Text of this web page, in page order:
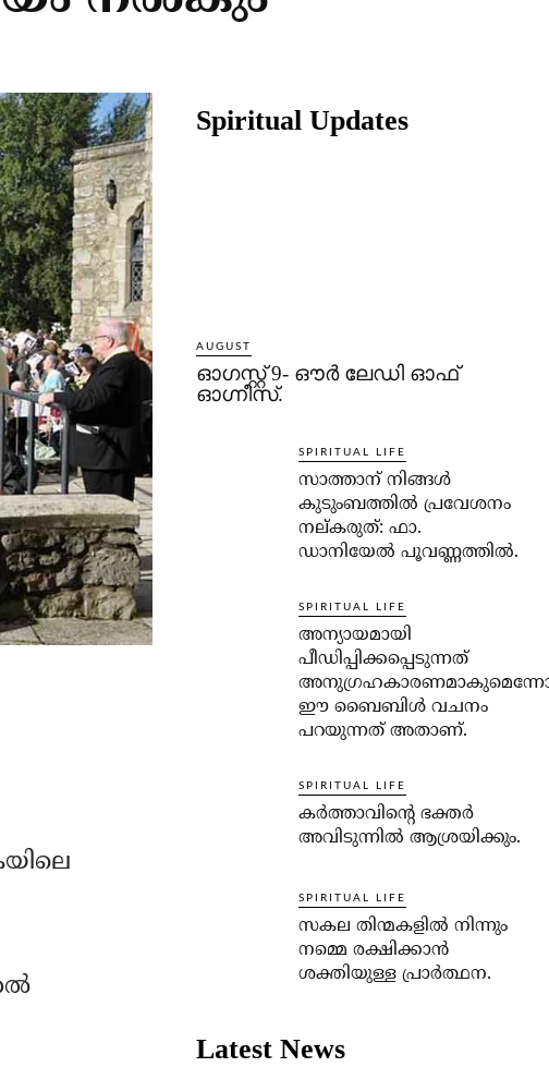
Spiritual Updates
AUGUST
ഓഗസ്റ്റ് 9- ഔര്‍ ലേഡി ഓഫ്
ഓഗ്നീസ്.
SPIRITUAL LIFE
സാത്താന് നിങ്ങള്‍
കുടുംബത്തില്‍ പ്രവേശനം
നല്കരുത്: ഫാ.
ഡാനിയേല്‍ പൂവണ്ണത്തില്‍.
SPIRITUAL LIFE
അന്യായമായി
പീഡിപ്പിക്കപ്പെടുന്നത്
ഈ ബൈബിള്‍ വചനം
പറയുന്നത് അതാണ്.
SPIRITUAL LIFE
കര്‍ത്താവിന്റെ ഭക്തര്‍
അവിടുന്നില്‍ ആശ്രയിക്കും.
SPIRITUAL LIFE
സകല തിന്മകളില്‍ നിന്നും
നമ്മെ രക്ഷിക്കാന്‍
ശക്തിയുള്ള പ്രാര്‍ത്ഥന.
Latest News